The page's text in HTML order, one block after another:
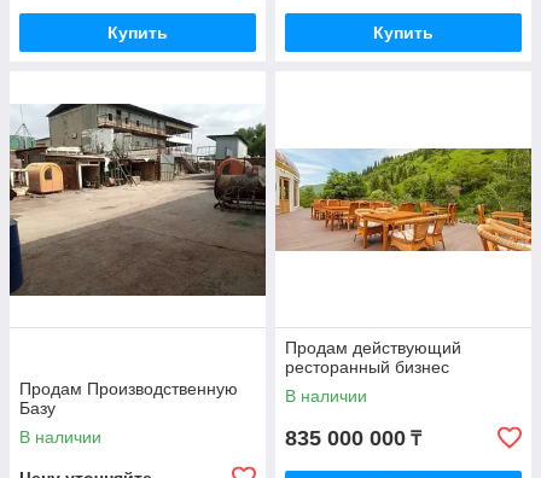
Купить Купить
Продам Производственную
Базу
В наличии
Продам действующий
ресторанный бизнес
В наличии
835 000 000 ₸